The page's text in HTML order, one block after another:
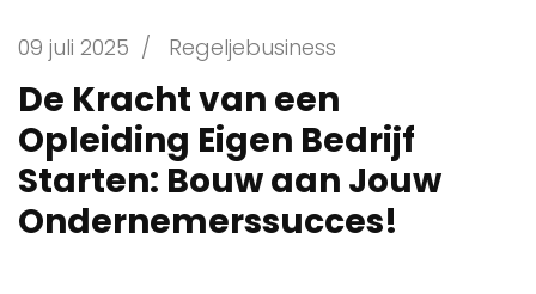
09 juli 2025 / Regeljebusiness
De Kracht van een
Opleiding Eigen Bedrijf
Starten: Bouw aan Jouw
Ondernemerssucces!